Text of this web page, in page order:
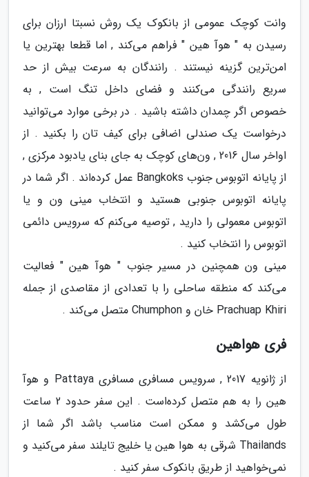
وانت کوچک عمومی از بانکوک یک روش نسبتا ارزان برای
رسیدن به " هوآ هین " فراهم می‌کند , اما قطعا بهترین یا
امن‌ترین گزینه نیستند . رانندگان به سرعت بیش از حد
سریع رانندگی می‌کنند و فضای داخل تنگ است , به
خصوص اگر چمدان داشته باشید . در برخی موارد می‌توانید
درخواست یک صندلی اضافی برای کیف تان را بکنید . از
اواخر سال 2016 , ون‌های کوچک به جای بنای یادبود مرکزی ,
از پایانه اتوبوس جنوب Bangkoks عمل کرده‌اند . اگر شما در
پایانه اتوبوس جنوبی هستید و انتخاب مینی ون و یا
اتوبوس معمولی را دارید , توصیه می‌کنم که سرویس دائمی
اتوبوس را انتخاب کنید .
مینی ون همچنین در مسیر جنوب " هوآ هین " فعالیت
می‌کند که منطقه ساحلی را با تعدادی از مقاصدی از جمله
Prachuap Khiri خان و Chumphon متصل می‌کند .
فری هواهین
از ژانویه 2017 , سرویس مسافری مسافری Pattaya و هوآ
هین را به هم متصل کرده‌است . این سفر حدود 2 ساعت
طول می‌کشد و ممکن است مناسب باشد اگر شما از
Thailands شرقی به هوا هین یا خلیج تایلند سفر می‌کنید و
نمی‌خواهید از طریق بانکوک سفر کنید .